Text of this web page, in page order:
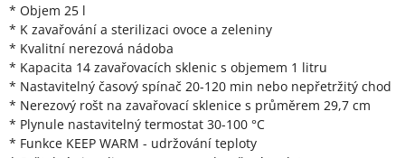
* Objem 25 l
* K zavařování a sterilizaci ovoce a zeleniny
* Kvalitní nerezová nádoba
* Kapacita 14 zavařovacích sklenic s objemem 1 litru
* Nastavitelný časový spínač 20-120 min nebo nepřetržitý chod
* Nerezový rošt na zavařovací sklenice s průměrem 29,7 cm
* Plynule nastavitelný termostat 30-100 °C
* Funkce KEEP WARM - udržování teploty